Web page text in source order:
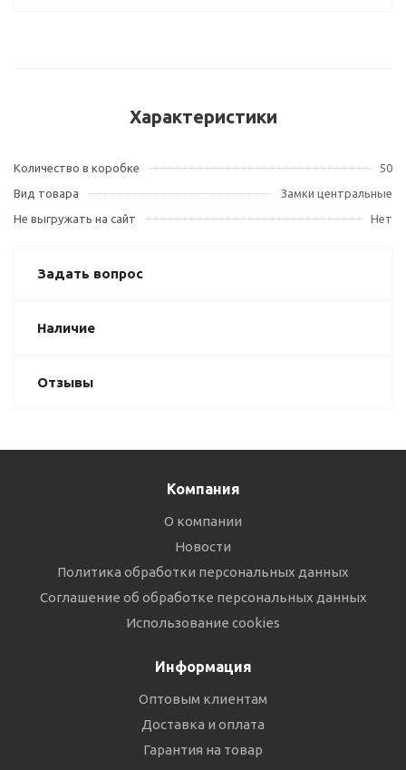
Характеристики
Количество в коробке
50
Вид товара
Замки центральные
Не выгружать на сайт
Нет
Задать вопрос
Наличие
Отзывы
Компания
О компании
Новости
Политика обработки персональных данных
Соглашение об обработке персональных данных
Использование cookies
Информация
Оптовым клиентам
Доставка и оплата
Гарантия на товар